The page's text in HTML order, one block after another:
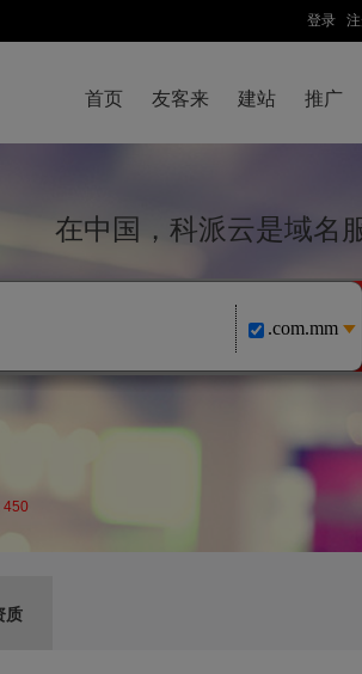
登录
首页 友客来 建站 推广
在中国，科派云是域
.com.mm
450
质